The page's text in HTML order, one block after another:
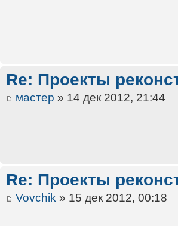
Re: Проекты
мастер » 14 дек 2012, 21:44
Re: Проекты
Vovchik » 15 дек 2012, 00:18